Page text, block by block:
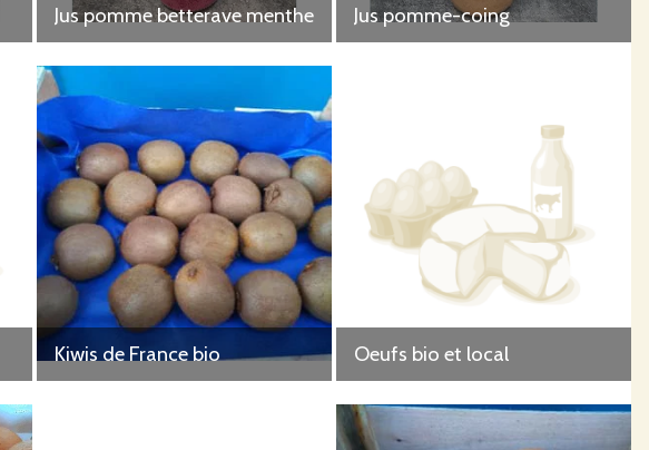
Jus pomme betterave menthe Jus pomme-coing
Kiwis de France bio Oeufs bio et local